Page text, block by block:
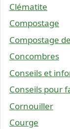
Clématite
Compostage
Compostage
Concombres
Conseils et
Conseils pour
Cornouiller
Courge